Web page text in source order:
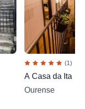
(1)
A Casa da Ita
Ourense